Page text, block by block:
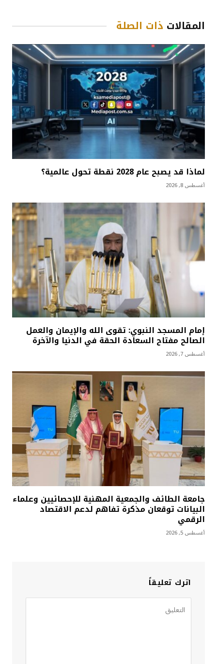
المقالات ذات الصلة
لماذا قد يصبح عام 2028 نقطة تحول عالمية؟
أغسطس 8, 2026
إمام المسجد النبوي: تقوى الله والإيمان والعمل
الصالح مفتاح السعادة الحقة في الدنيا والآخرة
أغسطس 7, 2026
جامعة الطائف والجمعية المهنية للإحصائيين وعلماء
البيانات توقعان مذكرة تفاهم لدعم الاقتصاد
الرقمي
أغسطس 5, 2026
اترك تعليقاً